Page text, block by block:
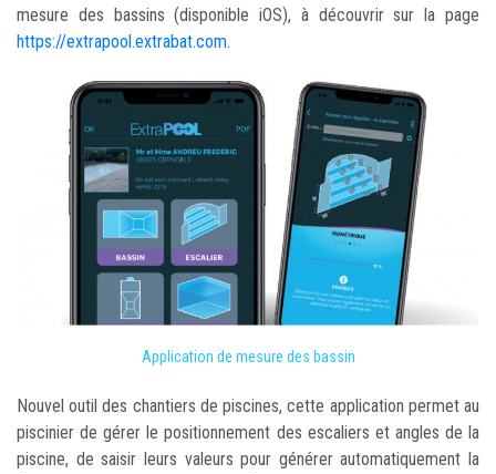
mesure des bassins (disponible iOS), à découvrir sur la page
https://extrapool.extrabat.com
Application de mesure des bassin
Nouvel outil des chantiers de piscines, cette application permet au
piscinier de gérer le positionnement des escaliers et angles de la
piscine, de saisir leurs valeurs pour générer automatiquement la